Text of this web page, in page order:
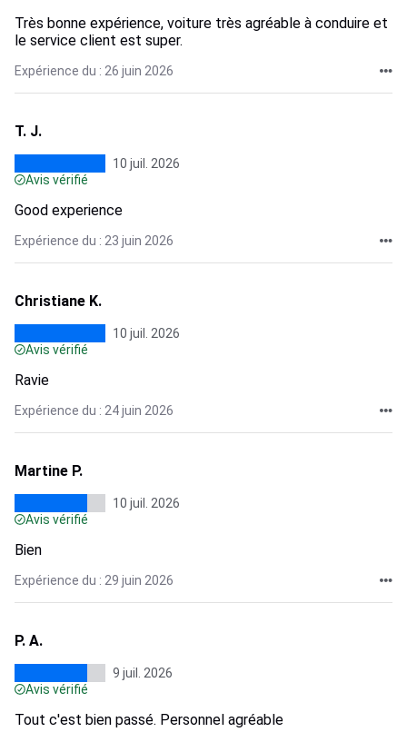
Très bonne expérience, voiture très agréable à conduire et
le service client est super.
Expérience du : 26 juin 2026
T. J.
10 juil. 2026
Avis vérifié
Good experience
Expérience du : 23 juin 2026
Christiane K.
10 juil. 2026
Avis vérifié
Ravie
Expérience du : 24 juin 2026
Martine P.
10 juil. 2026
Avis vérifié
Bien
Expérience du : 29 juin 2026
P. A.
9 juil. 2026
Avis vérifié
Tout c'est bien passé. Personnel agréable